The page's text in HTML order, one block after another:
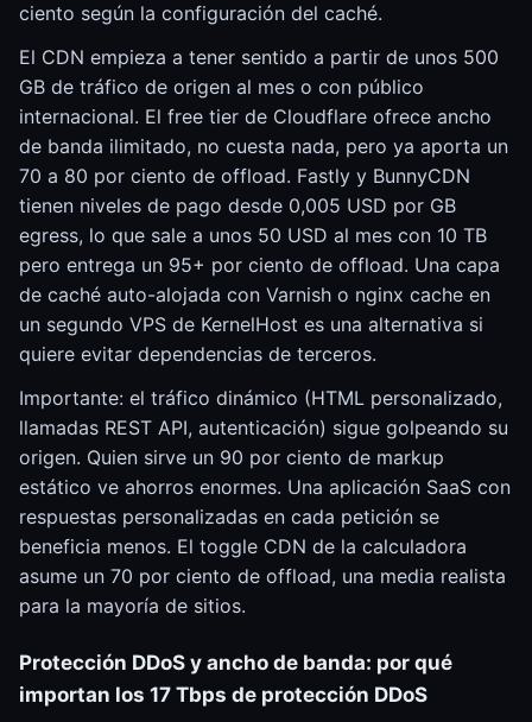
ciento según la configuración del caché.
El CDN empieza a tener sentido a partir de unos 500
GB de tráfico de origen al mes o con público
internacional. El free tier de Cloudflare ofrece ancho
de banda ilimitado, no cuesta nada, pero ya aporta un
70 a 80 por ciento de offload. Fastly y BunnyCDN
tienen niveles de pago desde 0,005 USD por GB
egress, lo que sale a unos 50 USD al mes con 10 TB
pero entrega un 95+ por ciento de offload. Una capa
de caché auto-alojada con Varnish o nginx cache en
un segundo VPS de KernelHost es una alternativa si
quiere evitar dependencias de terceros.
Importante: el tráfico dinámico (HTML personalizado,
llamadas REST API, autenticación) sigue golpeando su
origen. Quien sirve un 90 por ciento de markup
estático ve ahorros enormes. Una aplicación SaaS con
respuestas personalizadas en cada petición se
beneficia menos. El toggle CDN de la calculadora
asume un 70 por ciento de offload, una media realista
para la mayoría de sitios.
Protección DDoS y ancho de banda: por qué
importan los 17 Tbps de protección DDoS